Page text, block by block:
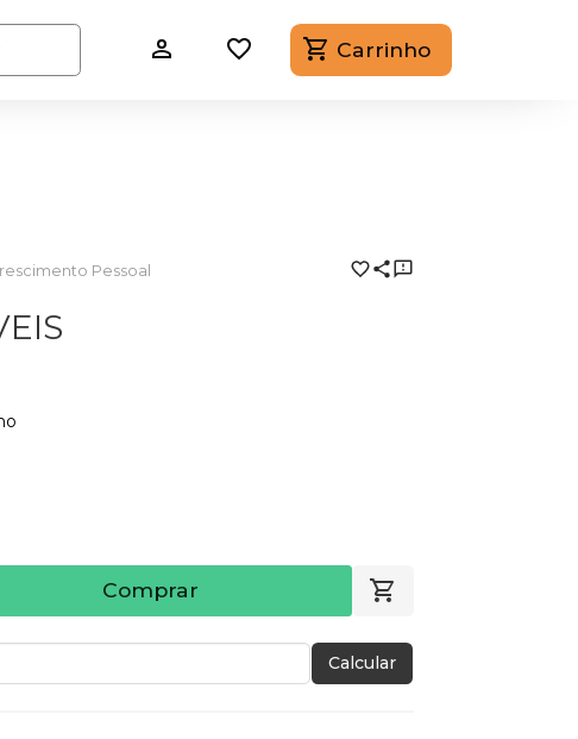
Carrinho
Pessoal
Comprar
Calcular